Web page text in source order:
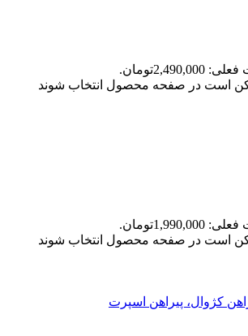
است در صفحه محصول انتخاب شوند
است در صفحه محصول انتخاب شوند